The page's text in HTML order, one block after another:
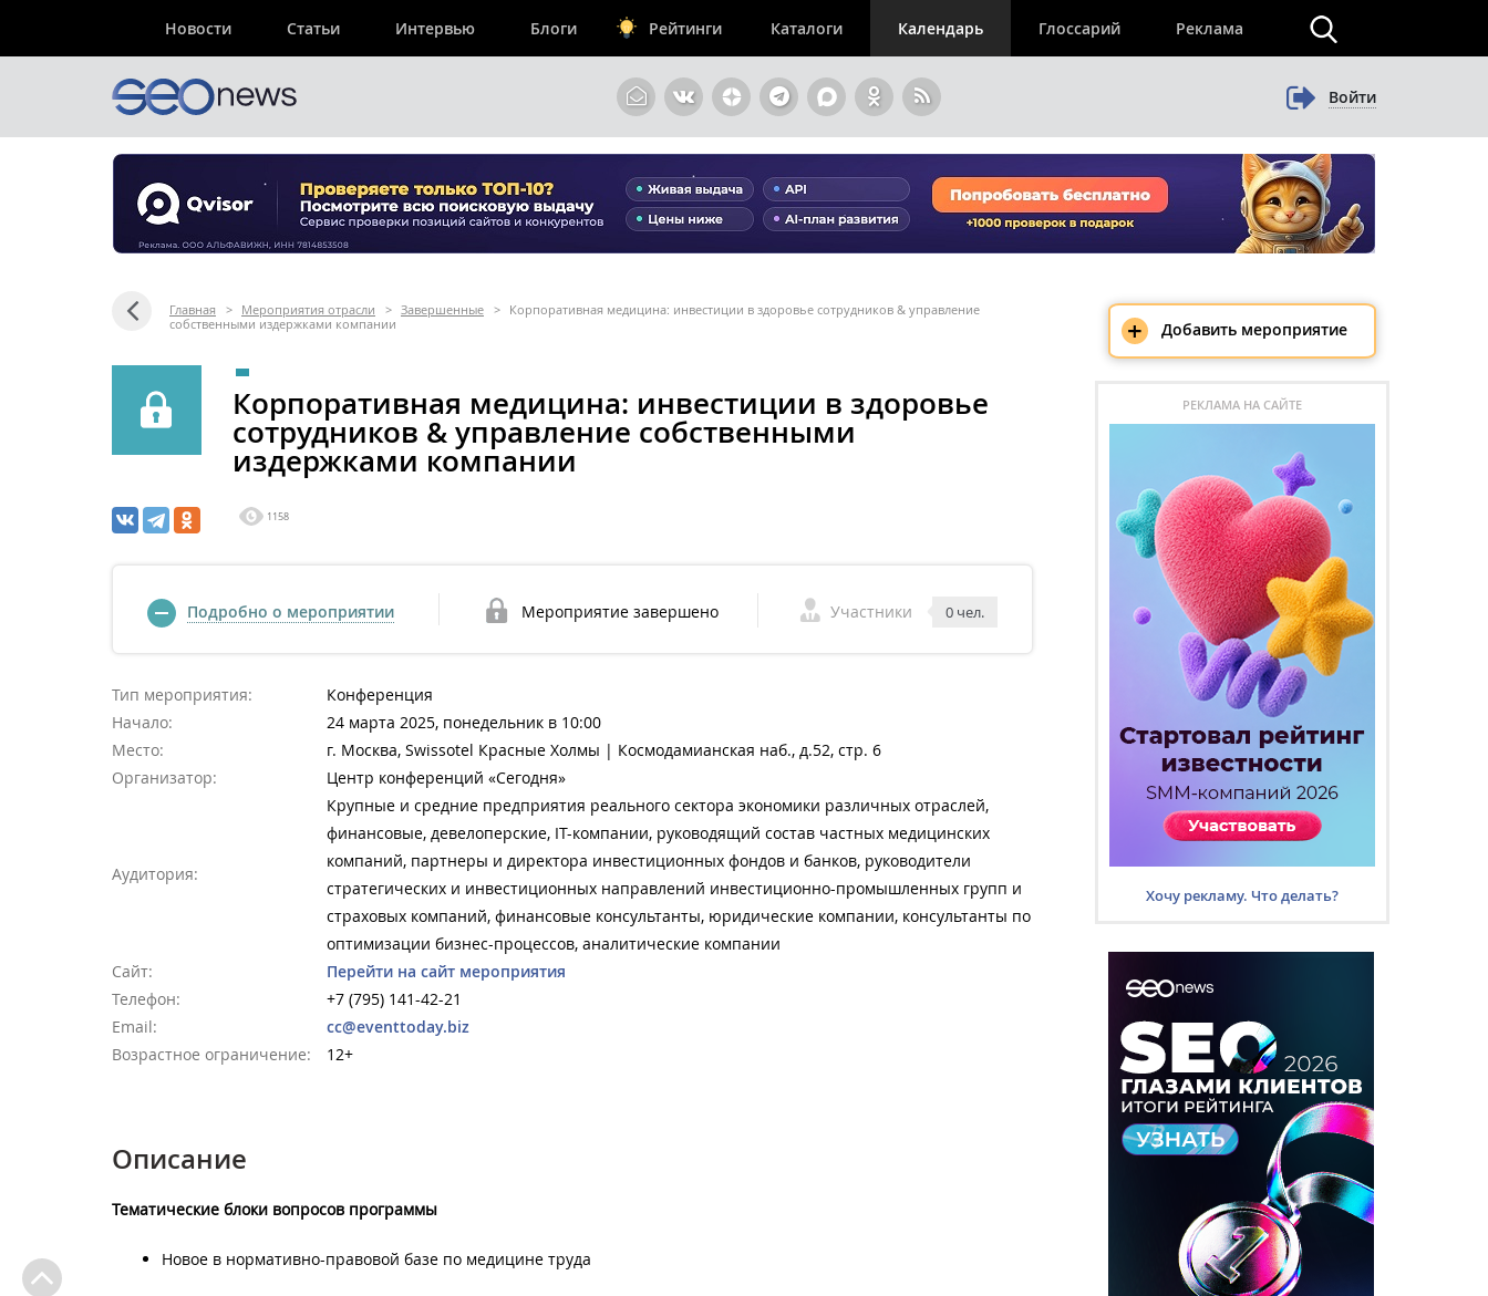
Новости Статьи Интервью Блоги Рейтинги Каталоги Календарь Глоссарий Реклама
Войти
Главная > Мероприятия отрасли > Завершенные >
Корпоративная медицина: инвестиции в здоровье сотрудников & управление
собственными издержками компании
Корпоративная медицина: инвестиции в здоровье
сотрудников & управление собственными
издержками компании
1158
Подробно о мероприятии Мероприятие завершено Участники 0 чел.
Тип мероприятия:
Конференция
Начало:
24 марта 2025, понедельник в 10:00
Место:
г. Москва, Swissotel Красные Холмы | Космодамианская наб., д.52, стр. 6
Организатор:
Центр конференций «Сегодня»
Аудитория:
Крупные и средние предприятия реального сектора экономики различных отраслей,
финансовые, девелоперские, IT-компании, руководящий состав частных медицинских
компаний, партнеры и директора инвестиционных фондов и банков, руководители
стратегических и инвестиционных направлений инвестиционно-промышленных групп и
страховых компаний, финансовые консультанты, юридические компании, консультанты по
оптимизации бизнес-процессов, аналитические компании
Сайт:
Перейти на сайт мероприятия
Телефон:
+7 (795) 141-42-21
Email:
cc@eventtoday.biz
Возрастное ограничение:
12+
Описание
Тематические блоки вопросов программы
Новое в нормативно-правовой базе по медицине труда
+ Добавить мероприятие
РЕКЛАМА НА САЙТЕ
Хочу рекламу. Что делать?